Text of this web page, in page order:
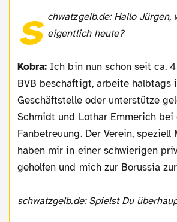
s chwatzgelb.de: Hallo Jürgen,
eigentlich heute?
Kobra: Ich bin nun schon seit ca.
BVB beschäftigt, arbeite halbtags
Geschäftstelle oder unterstütze
Schmidt und Lothar Emmerich bei
Fanbetreuung. Der Verein, speziell
haben mir in einer schwierigen
geholfen und mich zur Borussia
schwatzgelb.de: Spielst Du